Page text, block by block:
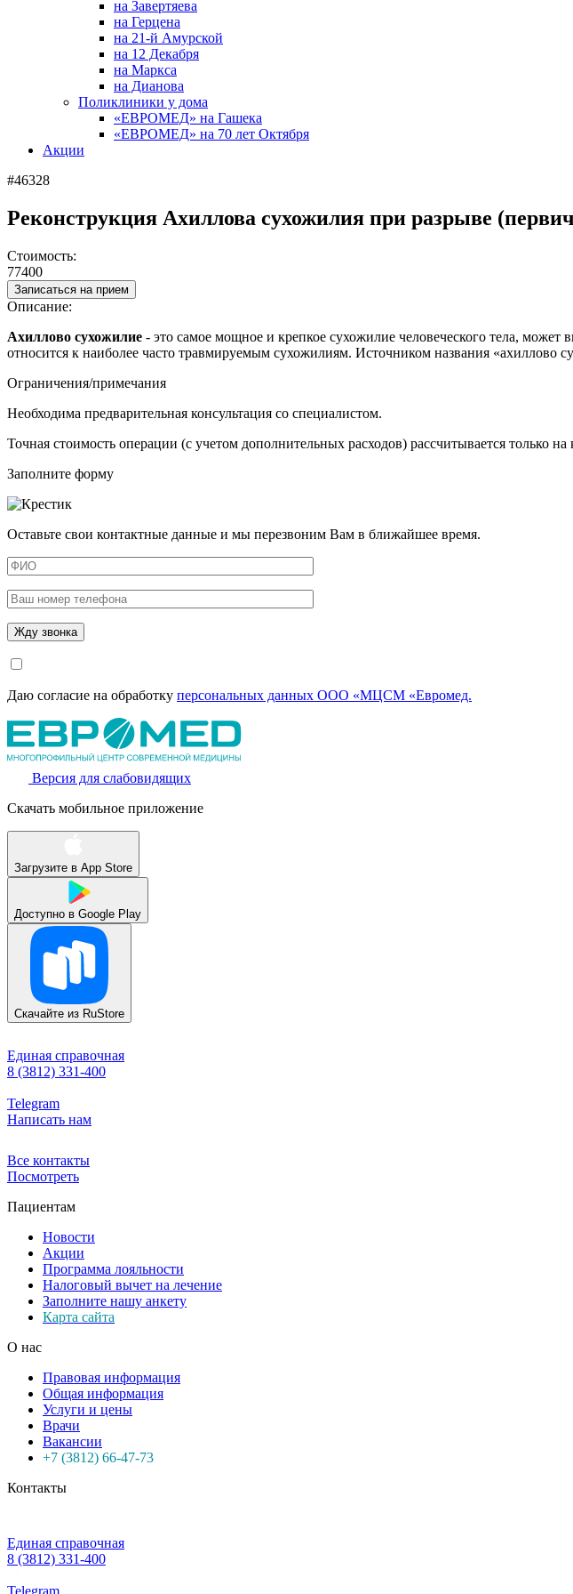
на Завертяева
на Герцена
на 21-й Амурской
на 12 Декабря
на Маркса
на Дианова
Поликлиники у дома
«ЕВРОМЕД» на Гашека
«ЕВРОМЕД» на 70 лет Октября
Акции
#46328
Реконструкция Ахиллова сухожилия при разрыве
Стоимость:
77400
Записаться на прием
Описание:
Ахиллово сухожилие - это самое мощное и крепкое сухожилие человеческого тела,
относится к наиболее часто травмируемым сухожилиям. Источником названия «ахиллово
Ограничения/примечания
Необходима предварительная консультация со специалистом.
Точная стоимость операции (с учетом дополнительных расходов) рассчитывается только на
Заполните форму
Оставьте свои контактные данные и мы перезвоним Вам в ближайшее время.
Даю согласие на обработку персональных данных ООО «МЦСМ «Евромед.
Версия для слабовидящих
Скачать мобильное приложение
Загрузите в App Store
Доступно в Google Play
Скачайте из RuStore
Единая справочная
8 (3812) 331-400
Telegram
Написать нам
Все контакты
Посмотреть
Пациентам
Новости
Акции
Программа лояльности
Налоговый вычет на лечение
Заполните нашу анкету
Карта сайта
О нас
Правовая информация
Общая информация
Услуги и цены
Врачи
Вакансии
+7 (3812) 66-47-73
Контакты
Единая справочная
8 (3812) 331-400
Telegram